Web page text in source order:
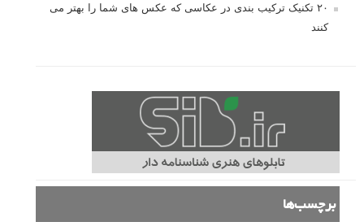
۲۰ تکنیک ترکیب بندی در عکاسی که عکس های شما را بهتر می
کنند
برچسب‌ها